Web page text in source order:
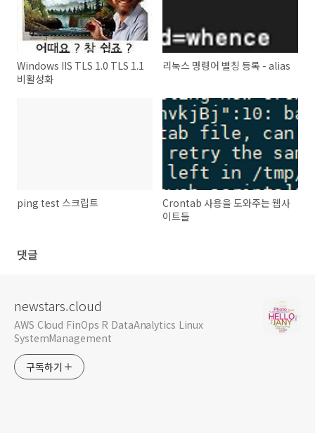
Windows IIS TLS 1.0 TLS 1.1
비활성화
리눅스 명령어 별칭 등록 - alias
ping test 스크립트
Crontab 사용을 도와주는 웹사
이트들
댓글
newstars.cloud
AWS Cloud FinOps R DataAnalytics Linux
SystemManagement
구독하기